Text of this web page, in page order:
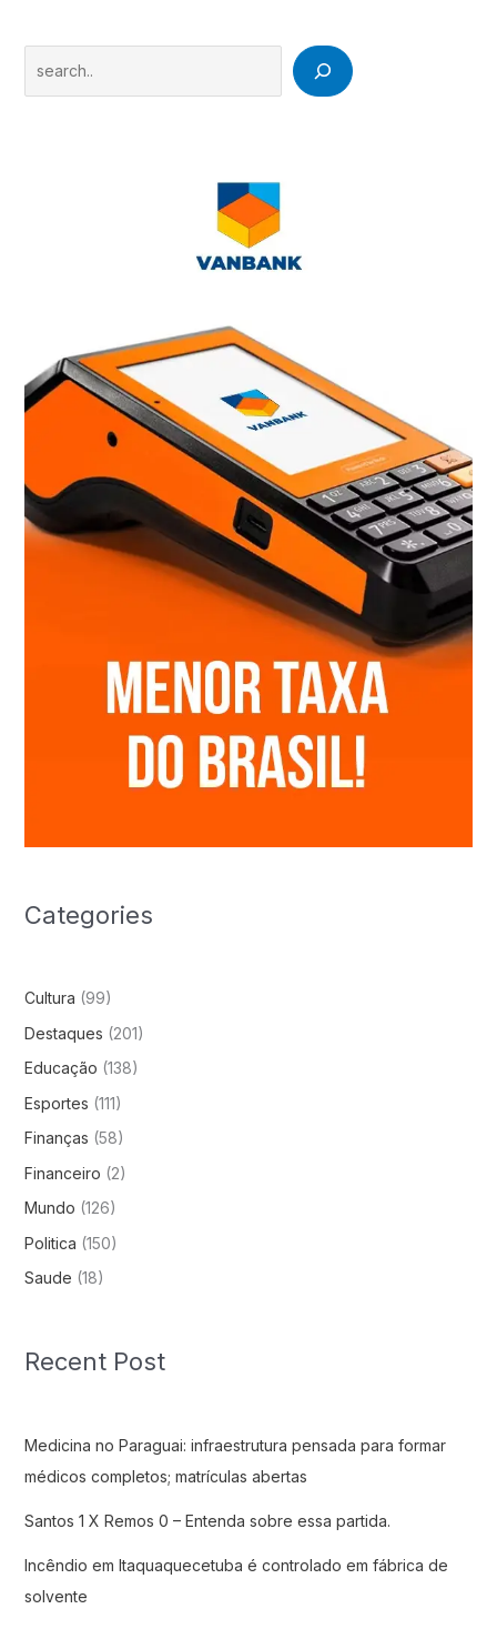
Categories
Cultura (99)
Destaques (201)
Educação (138)
Esportes (111)
Finanças (58)
Financeiro (2)
Mundo (126)
Politica (150)
Saude (18)
Recent Post
Medicina no Paraguai: infraestrutura pensada para formar
médicos completos; matrículas abertas
Santos 1 X Remos 0 – Entenda sobre essa partida.
Incêndio em Itaquaquecetuba é controlado em fábrica de
solvente